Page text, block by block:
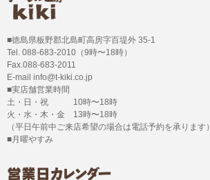
■徳島県板野郡北島町高房字百堤外 35-1
Tel. 088-683-2010（9時〜18時）
Fax.088-683-2011
E-mail info@t-kiki.co.jp
■実店舗営業時間
土・日・祝 10時〜18時
火・水・木・金 13時〜18時
（平日午前中ご来店希望の場合は電話予約を承ります）
■月曜やすみ